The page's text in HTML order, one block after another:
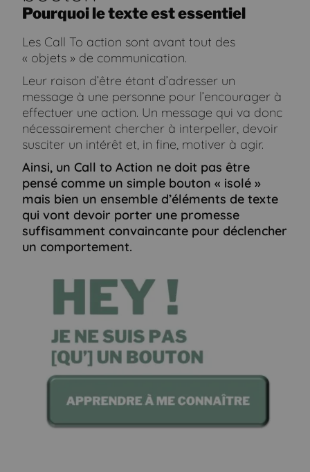
Pourquoi le texte est essentiel
Les Call To action sont avant tout des
« objets » de communication.
Leur raison d’être étant d’adresser un
message à une personne pour l’encourager à
effectuer une action. Un message qui va donc
nécessairement chercher à interpeller, devoir
susciter un intérêt et, in fine, motiver à agir.
Ainsi, un Call to Action ne doit pas être
pensé comme un simple bouton « isolé »
mais bien un ensemble d’éléments de texte
qui vont devoir porter une promesse
suffisamment convaincante pour déclencher
un comportement.